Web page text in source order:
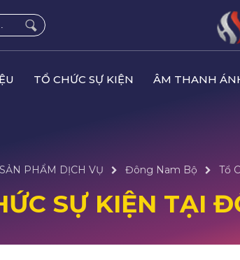
TỔ CHỨC SỰ KIỆN ÂM THANH
SẢN PHẨM DỊCH VỤ Đông Nam Bộ Tổ
SỰ KIỆN TẠI